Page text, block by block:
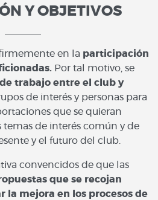
Y OBJETIVOS
firmemente en la participación
Por tal motivo, se
trabajo entre el club y
de interés y personas para
que se quieran
temas de interés común y de
y el futuro del club.
convencidos de que las
que se recojan
mejora en los procesos de